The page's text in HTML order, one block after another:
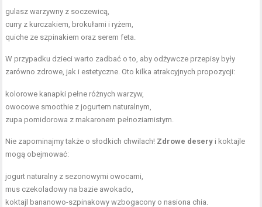
gulasz warzywny z soczewicą,
curry z kurczakiem, brokułami i ryżem,
quiche ze szpinakiem oraz serem feta.
W przypadku dzieci warto zadbać o to, aby odżywcze przepisy były
zarówno zdrowe, jak i estetyczne. Oto kilka atrakcyjnych propozycji:
kolorowe kanapki pełne różnych warzyw,
owocowe smoothie z jogurtem naturalnym,
zupa pomidorowa z makaronem pełnoziarnistym.
Nie zapominajmy także o słodkich chwilach! Zdrowe desery i koktajle
mogą obejmować:
jogurt naturalny z sezonowymi owocami,
mus czekoladowy na bazie awokado,
koktajl bananowo-szpinakowy wzbogacony o nasiona chia.